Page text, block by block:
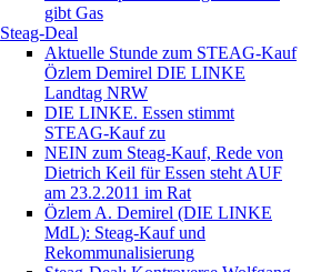
gibt Gas
Steag-Deal
Aktuelle Stunde zum STEAG-Kauf
Özlem Demirel DIE LINKE
Landtag NRW
DIE LINKE. Essen stimmt
STEAG-Kauf zu
NEIN zum Steag-Kauf, Rede von
Dietrich Keil für Essen steht AUF
am 23.2.2011 im Rat
Özlem A. Demirel (DIE LINKE
MdL): Steag-Kauf und
Rekommunalisierung